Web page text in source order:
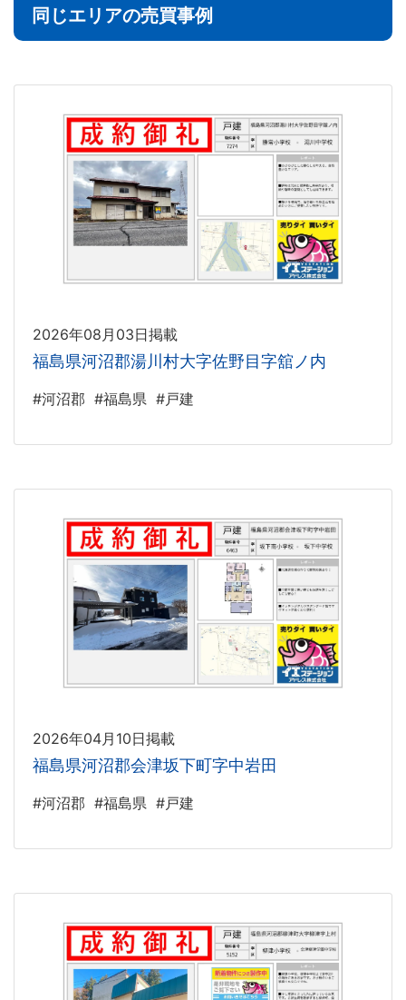
同じエリアの売買事例
2026年08月03日掲載
福島県河沼郡湯川村大字佐野目字舘ノ内
#河沼郡 #福島県 #戸建
2026年04月10日掲載
福島県河沼郡会津坂下町字中岩田
#河沼郡 #福島県 #戸建